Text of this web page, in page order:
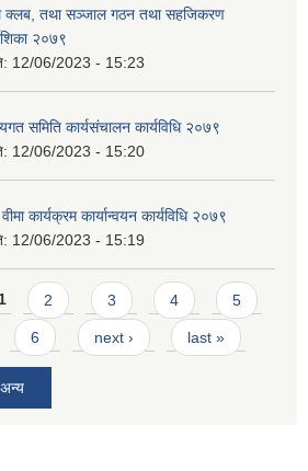
क्लब, तथा सञ्जाल गठन तथा सहजिकरण
२०७९
12/06/2023 - 15:23
समिति कार्यसंचालन कार्यविधि २०७९
12/06/2023 - 15:20
कार्यक्रम कार्यान्वयन कार्यविधि २०७९
12/06/2023 - 15:19
2 3 4 5
6 next › last »
अन्य